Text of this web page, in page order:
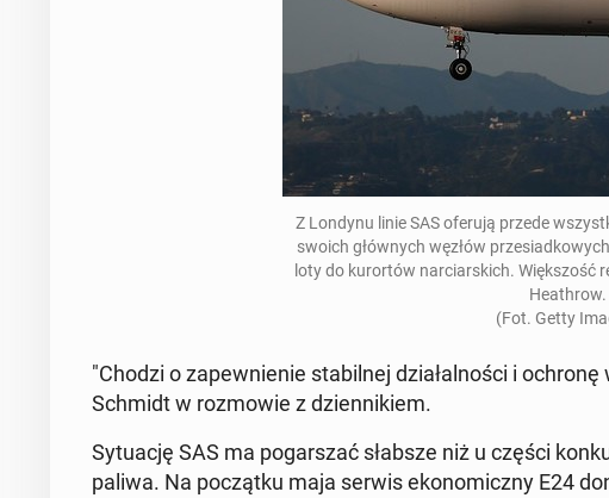
Z Londynu linie SAS oferują przede
swoich głównych węzłów
loty do kurortów nar­cia­rs­kich. Więk­szość
Heathrow.
(Fot. Getty
"Chodzi o za­pewnie­nie sta­bil­nej dzi­ałal­noś­ci i
Schmidt w roz­mowie z dzi­en­nikiem.
Sytu­ację SAS ma pog­a­rszać słabsze niż u części
paliwa. Na początku maja serwis eko­nom­iczny E24